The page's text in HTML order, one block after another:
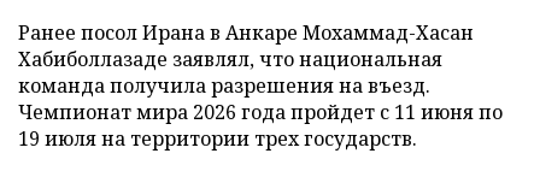
Ранее посол Ирана в Анкаре Мохаммад-Хасан
Хабиболлазаде заявлял, что национальная
команда получила разрешения на въезд.
Чемпионат мира 2026 года пройдет с 11 июня по
19 июля на территории трех государств.